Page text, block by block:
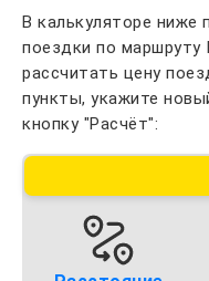
В калькуляторе ниже
поездки по
рассчитать цену
пункты, укажите
кнопку "Расчёт":